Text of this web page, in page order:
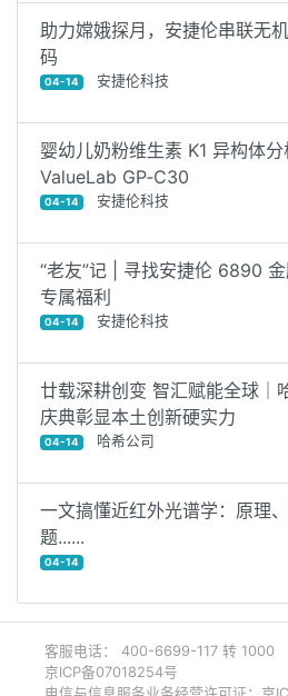
助力嫦娥探月，安捷伦串联无
码
04-14 安捷伦科技
婴幼儿奶粉维生素 K1 异构体
ValueLab GP‑C30
04-14 安捷伦科技
“老友”记 | 寻找安捷伦 6890
专属福利
04-14 安捷伦科技
廿载深耕创变 智汇赋能全球｜
庆典彰显本土创新硬实力
04-14 哈希公司
一文搞懂近红外光谱学：原理
题......
04-14
客服电话： 400-6699-117 转 1000
京ICP备07018254号